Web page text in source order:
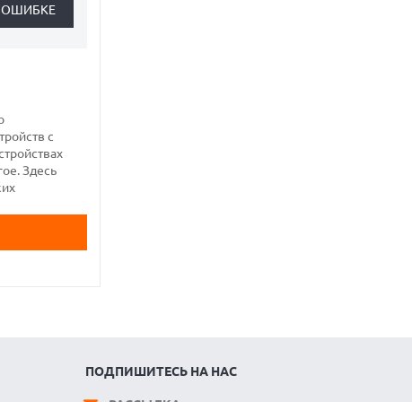
с
Здесь
ПОДПИШИТЕСЬ НА НАС